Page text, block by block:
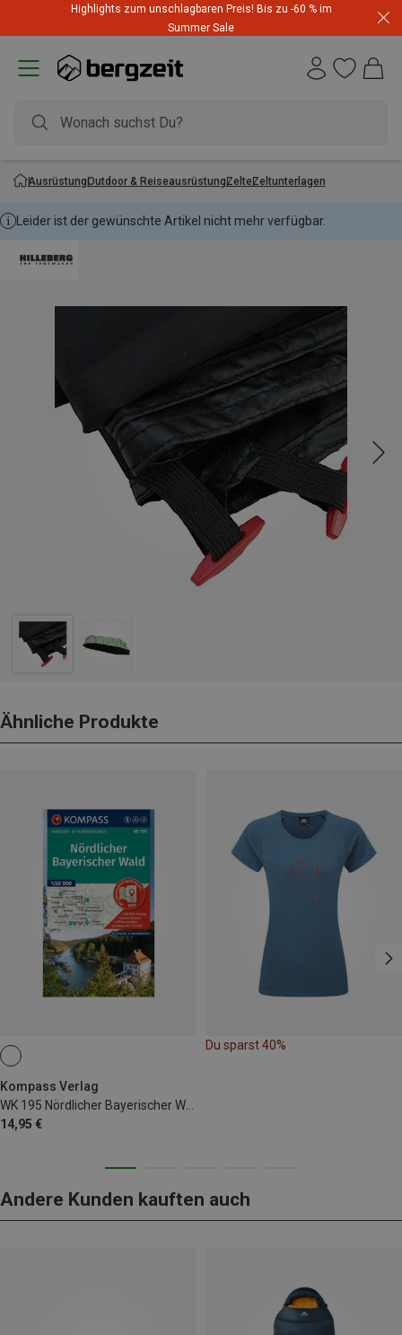
Highlights zum unschlagbaren Preis! Bis zu -60 % im
Summer Sale
AusrüstungOutdoor & ReiseausrüstungZelteZeltunterlagen
Leider ist der gewünschte Artikel nicht mehr verfügbar.
Ähnliche Produkte
Kompass Verlag
14,95 €
Du sparst 40%
Andere Kunden kauften auch